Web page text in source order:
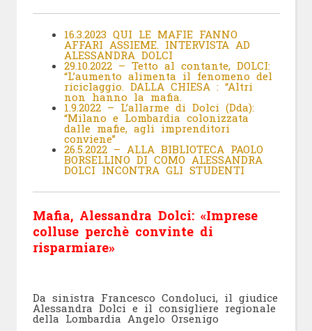
16.3.2023 QUI LE MAFIE FANNO
AFFARI ASSIEME. INTERVISTA AD
ALESSANDRA DOLCI
29.10.2022 – Tetto al contante, DOLCI:
“L’aumento alimenta il fenomeno del
riciclaggio. DALLA CHIESA : “Altri
non hanno la mafia.
1.9.2022 – L’allarme di Dolci (Dda):
“Milano e Lombardia colonizzata
dalle mafie, agli imprenditori
conviene”
26.5.2022 – ALLA BIBLIOTECA PAOLO
BORSELLINO DI COMO ALESSANDRA
DOLCI INCONTRA GLI STUDENTI
Mafia, Alessandra Dolci: «Imprese
colluse perchè convinte di
risparmiare»
Da sinistra Francesco Condoluci, il giudice
Alessandra Dolci e il consigliere regionale
della Lombardia Angelo Orsenigo